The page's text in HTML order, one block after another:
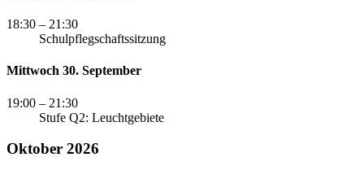
18:30 – 21:30
Schulpflegschaftssitzung
Mittwoch 30. September
19:00 – 21:30
Stufe Q2: Leuchtgebiete
Oktober 2026